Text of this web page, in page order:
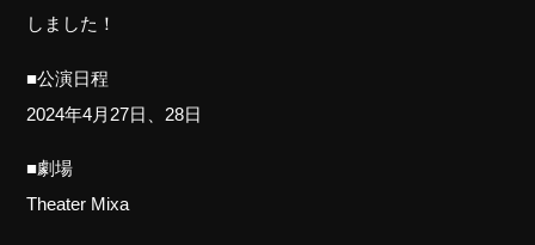
しました！
■公演日程
2024年4月27日、28日
■劇場
Theater Mixa